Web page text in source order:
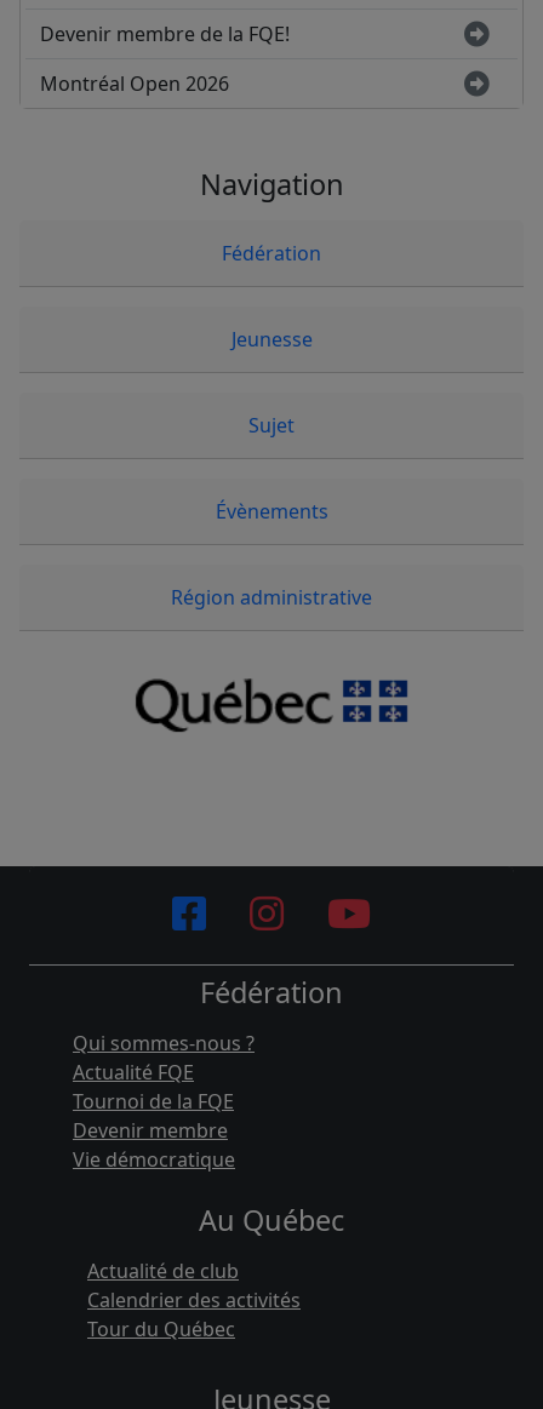
Devenir membre de la FQE!
Montréal Open 2026
Navigation
Fédération
Jeunesse
Sujet
Évènements
Région administrative
Fédération
Qui sommes-nous ?
Actualité FQE
Tournoi de la FQE
Devenir membre
Vie démocratique
Au Québec
Actualité de club
Calendrier des activités
Tour du Québec
Jeunesse